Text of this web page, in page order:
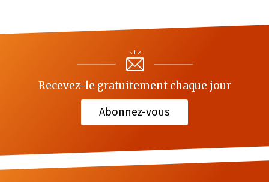
Recevez-le gratuitement chaque jour
Abonnez-vous